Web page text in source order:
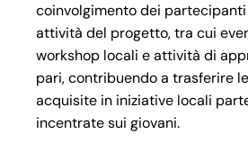
coinvolgimento dei
attività del progetto, tra cui
workshop locali e attività di
pari, contribuendo a trasferire
acquisite in iniziative locali
incentrate sui giovani.